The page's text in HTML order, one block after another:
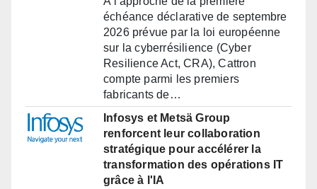
échéance déclarative de septembre
2026 prévue par la loi européenne
sur la cyberrésilience (Cyber
Resilience Act, CRA), Cattron
compte parmi les premiers
fabricants de…
Infosys et Metsä Group
renforcent leur collaboration
stratégique pour accélérer la
transformation des opérations IT
grâce à l'IA